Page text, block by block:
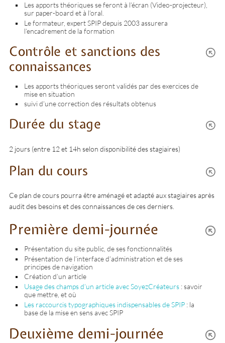
Les apports théoriques se feront à l’écran (Video-projecteur),
sur paper-board et à l’oral.
Le formateur, expert SPIP depuis 2003 assurera
l’encadrement de la formation
Contrôle et sanctions des
connaissances
Les apports théoriques seront validés par des exercices de
mise en situation
suivi d’une correction des résultats obtenus
Durée du stage
2 jours (entre 12 et 14h selon disponibilité des stagiaires)
Plan du cours
Ce plan de cours pourra être aménagé et adapté aux stagiaires après
audit des besoins et des connaissances de ces derniers.
Première demi-journée
Présentation du site public, de ses fonctionnalités
Présentation de l’interface d’administration et de ses
principes de navigation
Création d’un article
Usage des champs d’un article avec SoyezCréateurs : savoir
que mettre, et où
Les raccourcis typographiques indispensables de SPIP : la
base de la mise en sens avec SPIP
Deuxième demi-journée